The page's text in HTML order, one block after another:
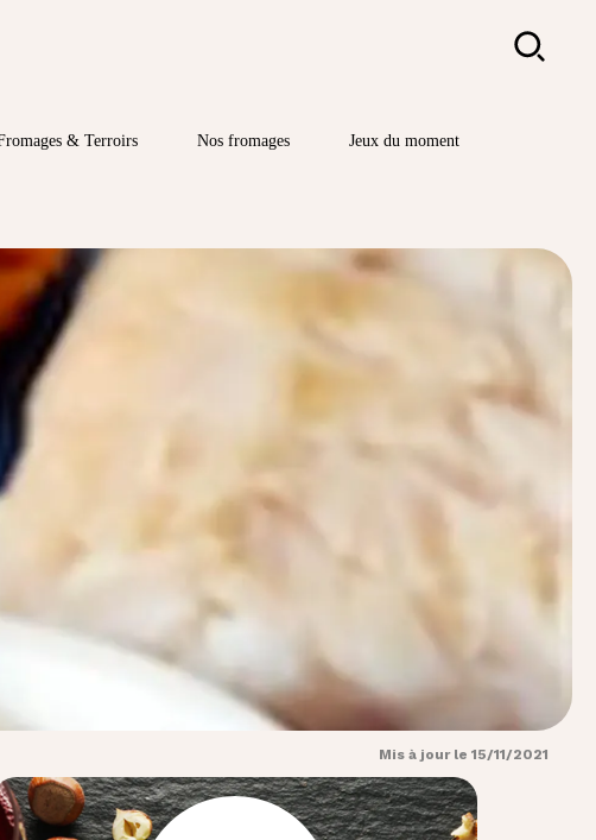
Rechercher
& Terroirs Nos fromages Jeux du moment
Mis à jour le 15/11/2021